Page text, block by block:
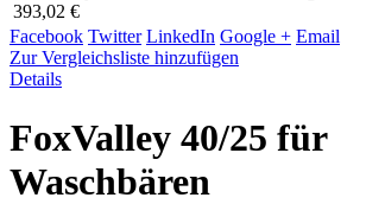
393,02 €
Facebook Twitter LinkedIn Google + Email
Zur Vergleichsliste hinzufügen
Details
FoxValley 40/25 für
Waschbären